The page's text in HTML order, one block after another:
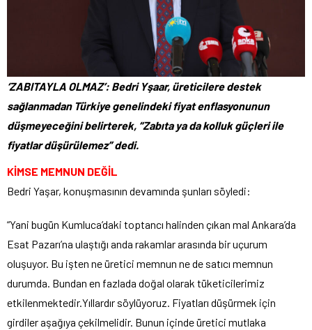
‘ZABITAYLA OLMAZ’: Bedri Yşaar, üreticilere destek
sağlanmadan Türkiye genelindeki fiyat enflasyonunun
düşmeyeceğini belirterek, “Zabıta ya da kolluk güçleri ile
fiyatlar düşürülemez” dedi.
KİMSE MEMNUN DEĞİL
Bedri Yaşar, konuşmasının devamında şunları söyledi:
“Yani bugün Kumluca’daki toptancı halinden çıkan mal Ankara’da
Esat Pazarı’na ulaştığı anda rakamlar arasında bir uçurum
oluşuyor. Bu işten ne üretici memnun ne de satıcı memnun
durumda. Bundan en fazlada doğal olarak tüketicilerimiz
etkilenmektedir.Yıllardır söylüyoruz. Fiyatları düşürmek için
girdiler aşağıya çekilmelidir. Bunun içinde üretici mutlaka